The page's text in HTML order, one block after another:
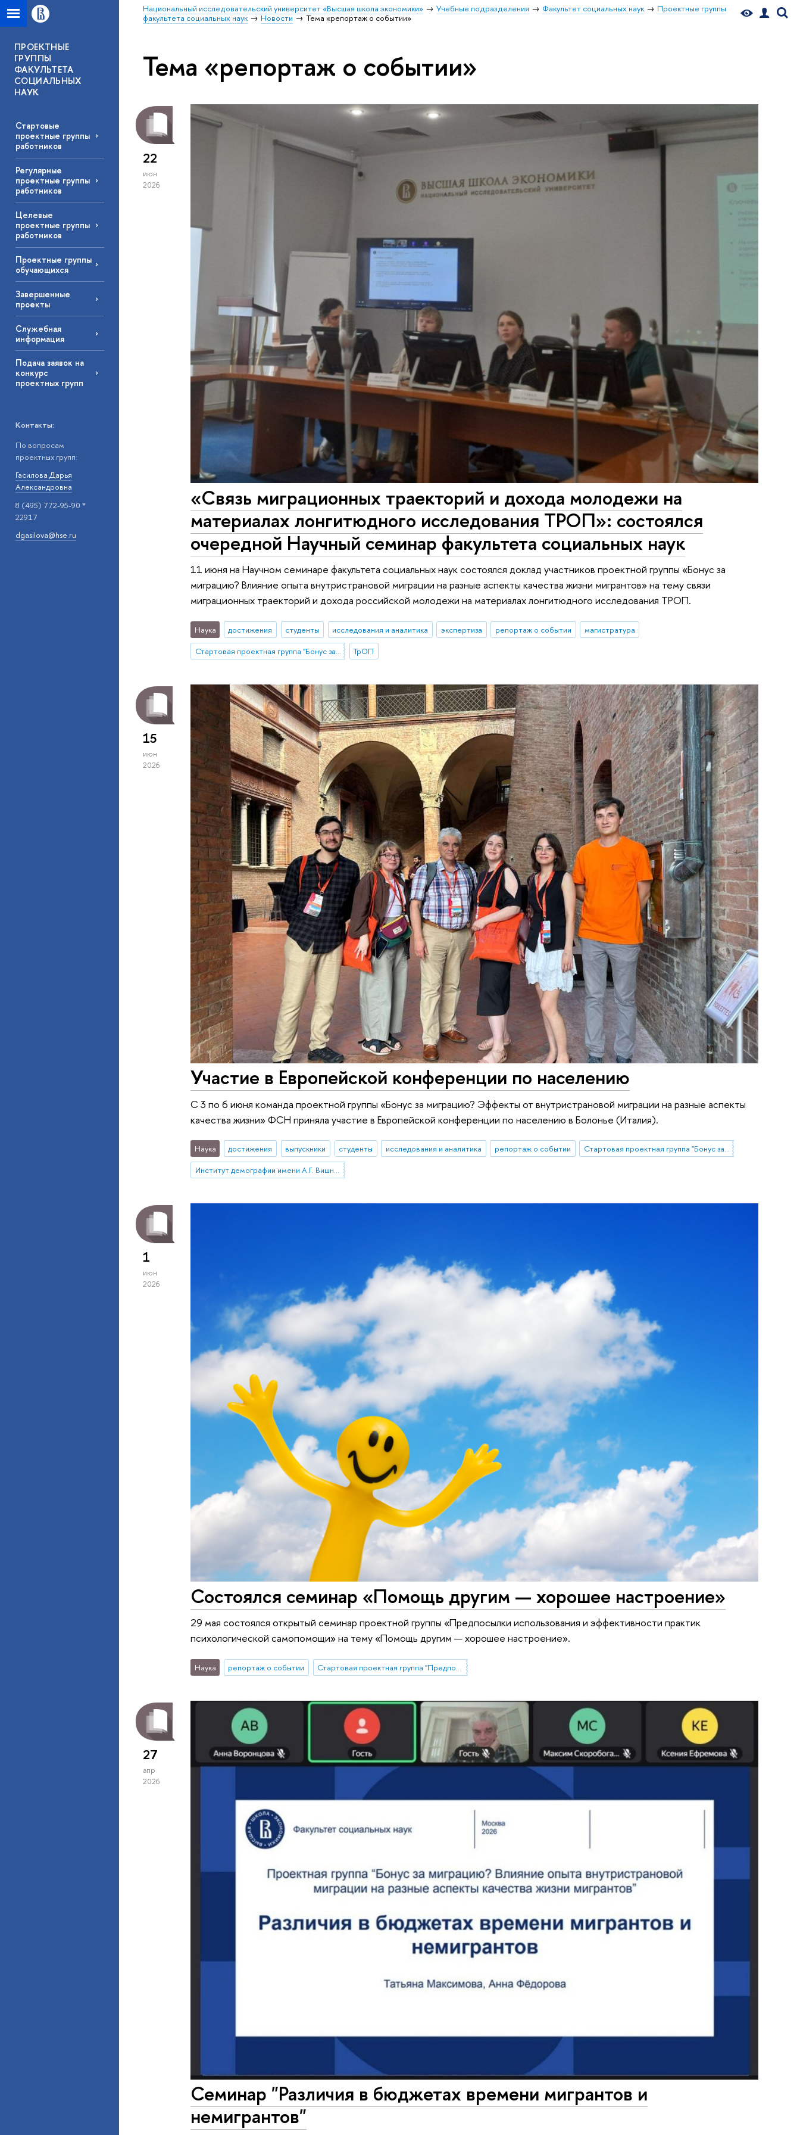
Национальный исследовательский университет «Высшая школа экономики» Учебные подразделения Факультет социальных наук
Проектные группы
факультета социальных наук
Новости Тема «репортаж о событии»
ПРОЕКТНЫЕ
ГРУППЫ
ФАКУЛЬТЕТА
СОЦИАЛЬНЫХ
НАУК
Стартовые
проектные группы
работников
Регулярные
проектные группы
работников
Целевые
проектные группы
работников
Проектные группы
обучающихся
Завершенные
проекты
Служебная
информация
Подача заявок на
конкурс
проектных групп
Контакты:
По вопросам
проектных групп:
Гасилова Дарья
Александровна
8 (495) 772-95-90 *
22917
dgasilova@hse.ru
Тема «репортаж о событии»
22
июн
2026
«Связь миграционных траекторий и дохода молодежи на
материалах лонгитюдного исследования ТРОП»: состоялся
очередной Научный семинар факультета социальных наук
11 июня на Научном семинаре факультета социальных наук состоялся доклад участников проектной группы «Бонус за
миграцию? Влияние опыта внутристрановой миграции на разные аспекты качества жизни мигрантов» на тему связи
миграционных траекторий и дохода российской молодежи на материалах лонгитюдного исследования ТРОП.
Наука достижения студенты исследования и аналитика экспертиза репортаж о событии
магистратура
Стартовая проектная группа "Бонус за миграцию? Влияние опыта внутристрановой миграции на разные аспекты качества жизни мигрантов"
ТрОП
15
июн
2026
Участие в Европейской конференции по населению
С 3 по 6 июня команда проектной группы «Бонус за миграцию? Эффекты от внутристрановой миграции на разные аспекты
качества жизни» ФСН приняла участие в Европейской конференции по населению в Болонье (Италия).
Наука достижения выпускники студенты исследования и аналитика репортаж о событии
Стартовая проектная группа "Бонус за миграцию? Влияние опыта внутристрановой миграции на разные аспекты качества жизни мигрантов"
Институт демографии имени А.Г. Вишневского
1
июн
2026
Состоялся семинар «Помощь другим — хорошее настроение»
29 мая состоялся открытый семинар проектной группы «Предпосылки использования и эффективности практик
психологической самопомощи» на тему «Помощь другим — хорошее настроение».
Наука репортаж о событии Стартовая проектная группа "Предпосылки использования и эффективности практик психологической самопомощи"
27
апр
2026
Семинар "Различия в бюджетах времени мигрантов и
немигрантов"